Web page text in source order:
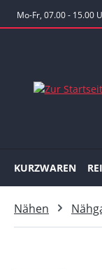
Hauptinhalt
Zur Suche springen
Zur
Mo-Fr, 07.00 - 15.00
KURZWAREN
Nähen